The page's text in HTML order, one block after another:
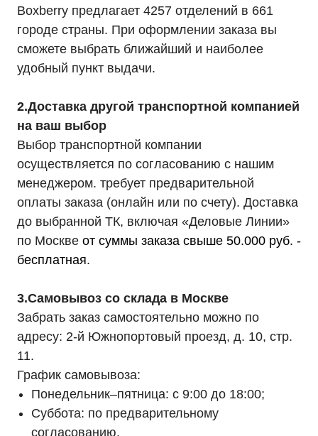
Boxberry предлагает 4257 отделений в 661
городе страны. При оформлении заказа вы
сможете выбрать ближайший и наиболее
удобный пункт выдачи.
2.Доставка другой транспортной компанией
на ваш выбор
Выбор транспортной компании
осуществляется по согласованию с нашим
менеджером. требует предварительной
оплаты заказа (онлайн или по счету). Доставка
до выбранной ТК, включая «Деловые Линии»
по Москве от суммы заказа свыше 50.000 руб. -
бесплатная.
3.Самовывоз со склада в Москве
Забрать заказ самостоятельно можно по
адресу: 2-й Южнопортовый проезд, д. 10, стр.
11.
График самовывоза:
Понедельник–пятница: с 9:00 до 18:00;
Суббота: по предварительному
согласованию.